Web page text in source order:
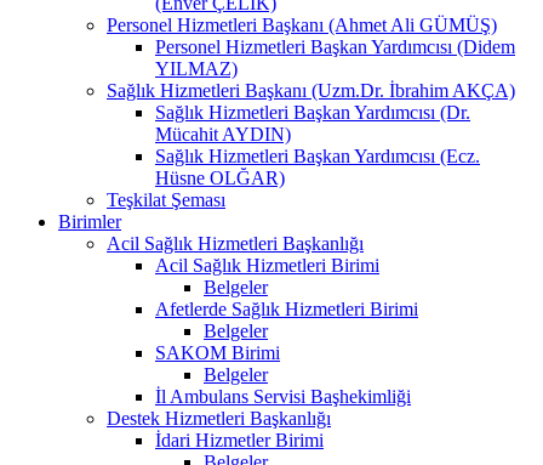
Personel Hizmetleri Başkanı (Ahmet Ali GÜMÜŞ)
Personel Hizmetleri Başkan Yardımcısı (Didem
YILMAZ)
Sağlık Hizmetleri Başkanı (Uzm.Dr. İbrahim AKÇA)
Sağlık Hizmetleri Başkan Yardımcısı (Dr.
Mücahit AYDIN)
Sağlık Hizmetleri Başkan Yardımcısı (Ecz.
Hüsne OLĞAR)
Teşkilat Şeması
Birimler
Acil Sağlık Hizmetleri Başkanlığı
Acil Sağlık Hizmetleri Birimi
Belgeler
Afetlerde Sağlık Hizmetleri Birimi
Belgeler
SAKOM Birimi
Belgeler
İl Ambulans Servisi Başhekimliği
Destek Hizmetleri Başkanlığı
İdari Hizmetler Birimi